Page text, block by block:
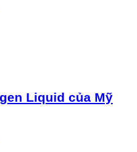
Liquid của Mỹ